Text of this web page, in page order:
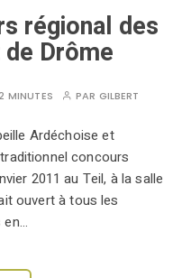
régional des
Drôme
MINUTES PAR GILBERT
Ardéchoise et
concours
2011 au Teil, à la salle
ouvert à tous les
en…